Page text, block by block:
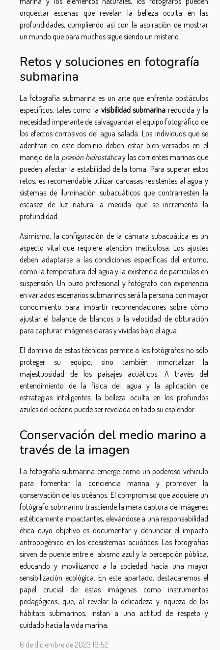
orquestar escenas que revelan la belleza oculta en las
profundidades, cumpliendo así con la aspiración de mostrar
un mundo que para muchos sigue siendo un misterio.
Retos y soluciones en fotografía
submarina
La fotografía submarina es un arte que enfrenta obstáculos
específicos, tales como la visibilidad submarina reducida y la
necesidad imperante de salvaguardar el equipo fotográfico de
los efectos corrosivos del agua salada. Los individuos que se
adentran en este dominio deben estar bien versados en el
manejo de la presión hidrostáticay las corrientes marinas que
pueden afectar la estabilidad de la toma. Para superar estos
retos, es recomendable utilizar carcasas resistentes al agua y
sistemas de iluminación subacuáticos que contrarresten la
escasez de luz natural a medida que se incrementa la
profundidad.
Asimismo, la configuración de la cámara subacuática es un
aspecto vital que requiere atención meticulosa. Los ajustes
deben adaptarse a las condiciones específicas del entorno,
como la temperatura del agua y la existencia de partículas en
suspensión. Un buzo profesional y fotógrafo con experiencia
en variados escenarios submarinos será la persona con mayor
conocimiento para impartir recomendaciones sobre cómo
ajustar el balance de blancos o la velocidad de obturación
para capturar imágenes claras y vívidas bajo el agua.
El dominio de estas técnicas permite a los fotógrafos no sólo
proteger su equipo, sino también inmortalizar la
majestuosidad de los paisajes acuáticos. A través del
entendimiento de la física del agua y la aplicación de
estrategias inteligentes, la belleza oculta en los profundos
azules del océano puede ser revelada en todo su esplendor.
Conservación del medio marino a
través de la imagen
La fotografía submarina emerge como un poderoso vehículo
para fomentar la conciencia marina y promover la
conservación de los océanos. El compromiso que adquiere un
fotógrafo submarino trasciende la mera captura de imágenes
estéticamente impactantes, elevándose a una responsabilidad
ética cuyo objetivo es documentar y denunciar el impacto
antropogénico en los ecosistemas acuáticos. Las fotografías
sirven de puente entre el abismo azul y la percepción pública,
educando y movilizando a la sociedad hacia una mayor
sensibilización ecológica. En este apartado, destacaremos el
papel crucial de estas imágenes como instrumentos
pedagógicos, que, al revelar la delicadeza y riqueza de los
hábitats submarinos, instan a una actitud de respeto y
cuidado hacia la vida marina.
6 de diciembre de 2023 19:52